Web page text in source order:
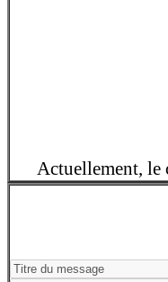
Actuellement, le